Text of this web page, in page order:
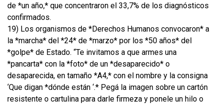
de *un año,* que concentraron el 33,7% de los diagnósticos
confirmados.
19) Los organismos de *Derechos Humanos convocaron* a
la *marcha* del *24* de *marzo* por los *50 años* del
*golpe* de Estado. “Te invitamos a que armes una
*pancarta* con la *foto* de un *desaparecido* o
desaparecida, en tamaño *A4,* con el nombre y la consigna
‘Que digan *dónde están ‘.* Pegá la imagen sobre un cartón
resistente o cartulina para darle firmeza y ponele un hilo o